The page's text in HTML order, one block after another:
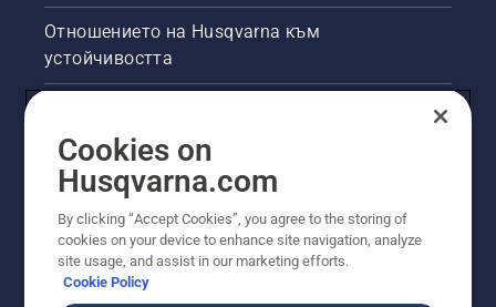
Отношението на Husqvarna към
устойчивостта
Други сайтове на Husqvarna
Cookies on
Husqvarna.com
By clicking “Accept Cookies”, you agree to the storing of
cookies on your device to enhance site navigation, analyze
site usage, and assist in our marketing efforts.
Cookie Policy